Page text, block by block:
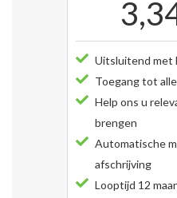
Uitsluitend met
Toegang tot
Help ons u
brengen
Automatische
afschrijving
Looptijd 12